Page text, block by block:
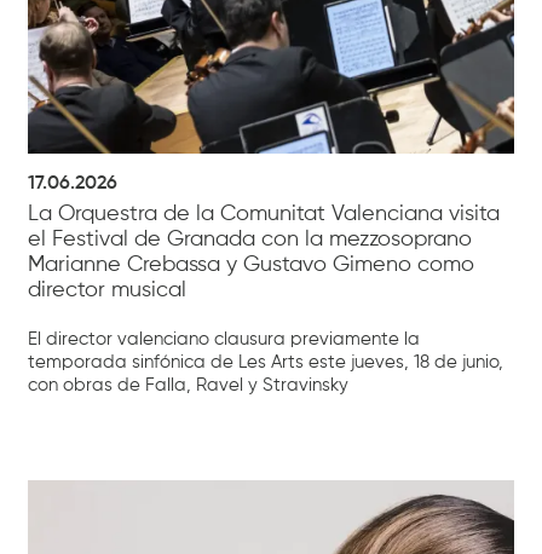
17.06.2026
La Orquestra de la Comunitat Valenciana visita
el Festival de Granada con la mezzosoprano
Marianne Crebassa y Gustavo Gimeno como
director musical
El director valenciano clausura previamente la
temporada sinfónica de Les Arts este jueves, 18 de junio,
con obras de Falla, Ravel y Stravinsky